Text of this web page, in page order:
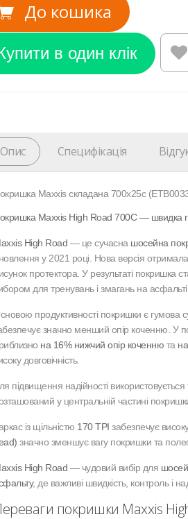
До кошика
Опис Специфікація
Maxxis складана 700x25c
Maxxis High Road 700C — швидка
High Road — це сучасна шосейна
у 2021 році. Нова версія
протектора. У результаті
для тренувань і змагань на асфальті.
продуктивності покришки є гумова
значно менший опір коченню. У
на 16% нижчий опір коченню та
довговічність.
підвищення надійності використовується
у центральній частині
із щільністю 170 TPI забезпечує
значно зменшує вагу покришки та
High Road — чудовий вибір для
, де важливі швидкість, контроль і
покришки Maxxis